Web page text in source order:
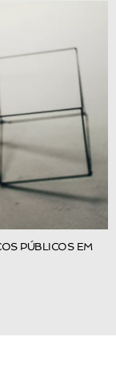
PÚBLICOS EM